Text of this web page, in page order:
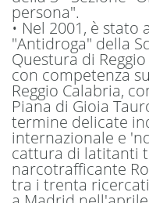
persona".
• Nel 2001, è stato
"Antidroga" della
Questura di
con competenza
Reggio Calabria,
Piana di Gioia
termine delicate
internazionale e
cattura di latitanti
narcotrafficante
tra i trenta